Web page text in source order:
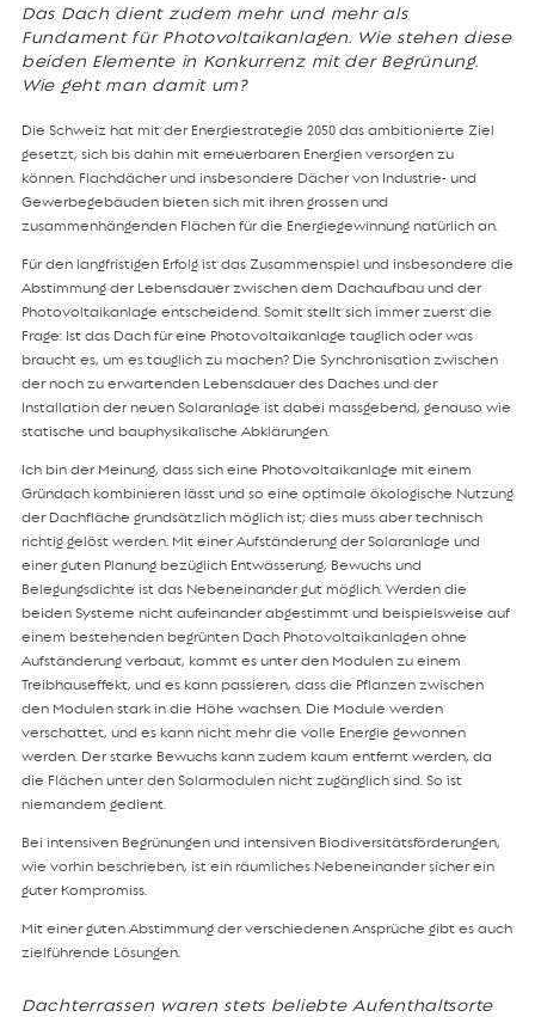
Das Dach dient zudem mehr und mehr als
Fundament für Photovoltaikanlagen. Wie stehen diese
beiden Elemente in Konkurrenz mit der Begrünung.
Wie geht man damit um?
Die Schweiz hat mit der Energiestrategie 2050 das ambitionierte Ziel
gesetzt, sich bis dahin mit erneuerbaren Energien versorgen zu
können. Flachdächer und insbesondere Dächer von Industrie- und
Gewerbegebäuden bieten sich mit ihren grossen und
zusammenhängenden Flächen für die Energiegewinnung natürlich an.
Für den langfristigen Erfolg ist das Zusammenspiel und insbesondere die
Abstimmung der Lebensdauer zwischen dem Dachaufbau und der
Photovoltaikanlage entscheidend. Somit stellt sich immer zuerst die
Frage: Ist das Dach für eine Photovoltaikanlage tauglich oder was
braucht es, um es tauglich zu machen? Die Synchronisation zwischen
der noch zu erwartenden Lebensdauer des Daches und der
Installation der neuen Solaranlage ist dabei massgebend, genauso wie
statische und bauphysikalische Abklärungen.
Ich bin der Meinung, dass sich eine Photovoltaikanlage mit einem
Gründach kombinieren lässt und so eine optimale ökologische Nutzung
der Dachfläche grundsätzlich möglich ist; dies muss aber technisch
richtig gelöst werden. Mit einer Aufständerung der Solaranlage und
einer guten Planung bezüglich Entwässerung, Bewuchs und
Belegungsdichte ist das Nebeneinander gut möglich. Werden die
beiden Systeme nicht aufeinander abgestimmt und beispielsweise auf
einem bestehenden begrünten Dach Photovoltaikanlagen ohne
Aufständerung verbaut, kommt es unter den Modulen zu einem
Treibhauseffekt, und es kann passieren, dass die Pflanzen zwischen
den Modulen stark in die Höhe wachsen. Die Module werden
verschattet, und es kann nicht mehr die volle Energie gewonnen
werden. Der starke Bewuchs kann zudem kaum entfernt werden, da
die Flächen unter den Solarmodulen nicht zugänglich sind. So ist
niemandem gedient.
Bei intensiven Begrünungen und intensiven Biodiversitätsförderungen,
wie vorhin beschrieben, ist ein räumliches Nebeneinander sicher ein
guter Kompromiss.
Mit einer guten Abstimmung der verschiedenen Ansprüche gibt es auch
zielführende Lösungen.
Dachterrassen waren stets beliebte Aufenthaltsorte